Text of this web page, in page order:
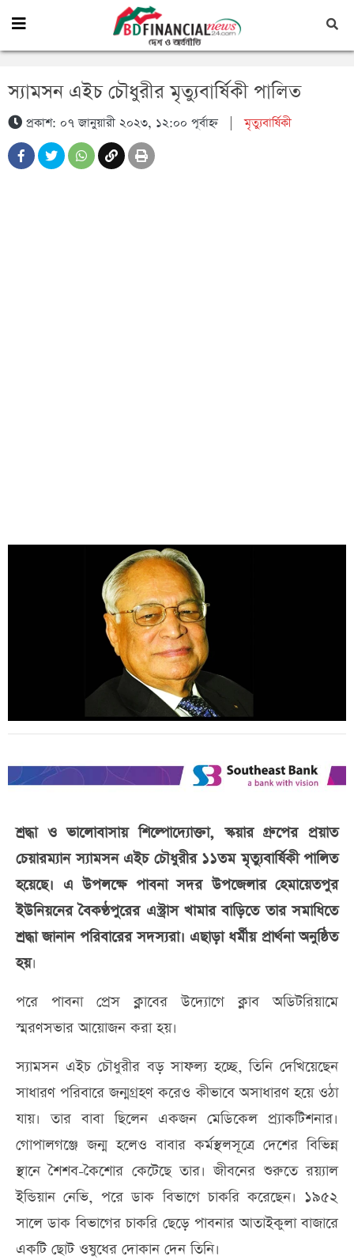
স্যামসন এইচ চৌধুরীর মৃত্যুবার্ষিকী পালিত
প্রকাশ: ০৭ জানুয়ারী ২০২৩, ১২:০০ পূর্বাহ্ন|মৃত্যুবার্ষিকী
শ্রদ্ধা ও ভালোবাসায় শিল্পোদ্যোক্তা, স্কয়ার গ্রুপের প্রয়াত
চেয়ারম্যান স্যামসন এইচ চৌধুরীর ১১তম মৃত্যুবার্ষিকী পালিত
হয়েছে। এ উপলক্ষে পাবনা সদর উপজেলার হেমায়েতপুর
ইউনিয়নের বৈকণ্ঠপুরের এস্ট্রাস খামার বাড়িতে তার সমাধিতে
শ্রদ্ধা জানান পরিবারের সদস্যরা। এছাড়া ধর্মীয় প্রার্থনা অনুষ্ঠিত
হয়।
পরে পাবনা প্রেস ক্লাবের উদ্যোগে ক্লাব অডিটরিয়ামে
স্মরণসভার আয়োজন করা হয়।
স্যামসন এইচ চৌধুরীর বড় সাফল্য হচ্ছে, তিনি দেখিয়েছেন
সাধারণ পরিবারে জন্মগ্রহণ করেও কীভাবে অসাধারণ হয়ে ওঠা
যায়। তার বাবা ছিলেন একজন মেডিকেল প্র্যাকটিশনার।
গোপালগঞ্জে জন্ম হলেও বাবার কর্মস্থলসূত্রে দেশের বিভিন্ন
স্থানে শৈশব-কৈশোর কেটেছে তার। জীবনের শুরুতে রয়্যাল
ইন্ডিয়ান নেভি, পরে ডাক বিভাগে চাকরি করেছেন। ১৯৫২
সালে ডাক বিভাগের চাকরি ছেড়ে পাবনার আতাইকুলা বাজারে
একটি ছোট ওষুধের দোকান দেন তিনি।